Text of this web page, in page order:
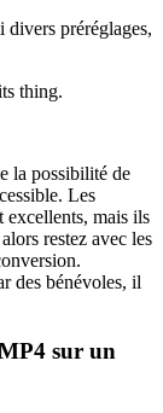
divers préréglages,
thing.
la possibilité de
Les
excellents, mais ils
restez avec les
des bénévoles, il
sur un